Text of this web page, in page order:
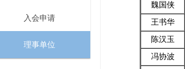
入会申请
理事单位
魏国侠
王书华
陈汉玉
冯协波